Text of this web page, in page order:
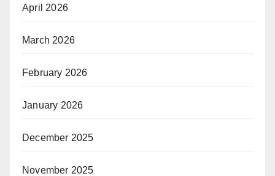
April 2026
March 2026
February 2026
January 2026
December 2025
November 2025